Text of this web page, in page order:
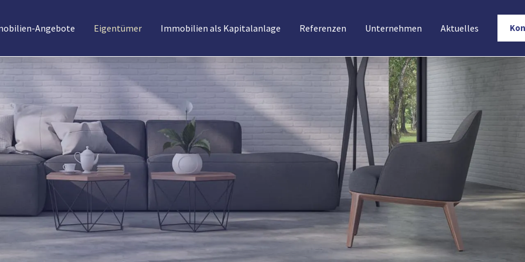
Angebote Eigentümer Immobilien als Kapitalanlage Referenzen Unternehmen Aktuelles